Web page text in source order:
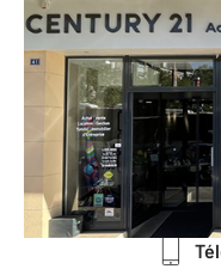
41 rue Victor Hugo La Cour du